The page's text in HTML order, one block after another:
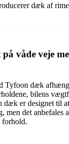
dæk af
våde veje
Tyfoon dæk
bilens
dæk er designet til
men det anbefales
forhold.